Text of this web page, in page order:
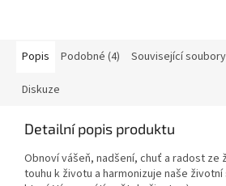
Popis Podobné (4) Související
Diskuze
Detailní popis produktu
Obnoví vášeň, nadšení, chuť a radost ze
touhu k životu a harmonizuje naše životní